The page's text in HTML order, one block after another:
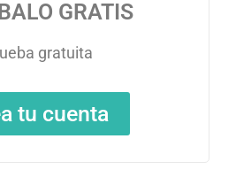
GRATIS
gratuita
tu cuenta